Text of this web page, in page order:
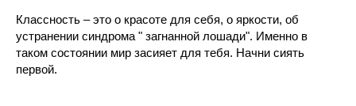
Классность – это о красоте для себя, о яркости, об
устранении синдрома " загнанной лошади". Именно в
таком состоянии мир засияет для тебя. Начни сиять
первой.